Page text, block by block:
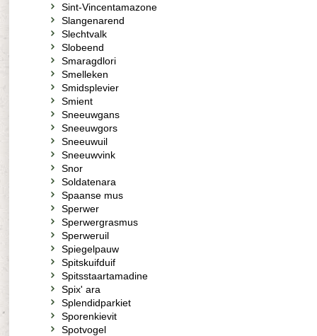
Sint-Vincentamazone
Slangenarend
Slechtvalk
Slobeend
Smaragdlori
Smelleken
Smidsplevier
Smient
Sneeuwgans
Sneeuwgors
Sneeuwuil
Sneeuwvink
Snor
Soldatenara
Spaanse mus
Sperwer
Sperwergrasmus
Sperweruil
Spiegelpauw
Spitskuifduif
Spitsstaartamadine
Spix' ara
Splendidparkiet
Sporenkievit
Spotvogel